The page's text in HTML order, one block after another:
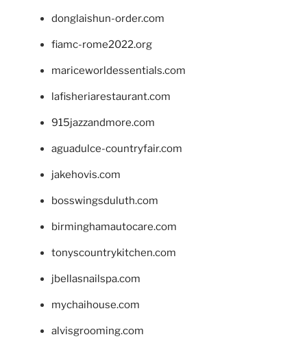
donglaishun-order.com
fiamc-rome2022.org
mariceworldessentials.com
lafisheriarestaurant.com
915jazzandmore.com
aguadulce-countryfair.com
jakehovis.com
bosswingsduluth.com
birminghamautocare.com
tonyscountrykitchen.com
jbellasnailspa.com
mychaihouse.com
alvisgrooming.com